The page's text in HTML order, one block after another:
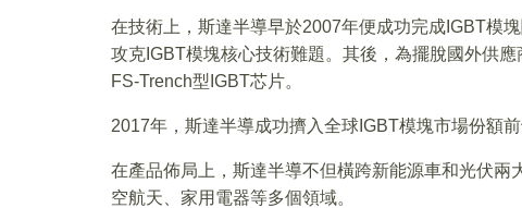
在技術上，斯達半導早於2007年便成功完成IGBT模
攻克IGBT模塊核心技術難題。其後，為擺脫國外供
FS-Trench型IGBT芯片。
2017年，斯達半導成功擠入全球IGBT模塊市場份額
在產品佈局上，斯達半導不但橫跨新能源車和光伏
空航天、家用電器等多個領域。